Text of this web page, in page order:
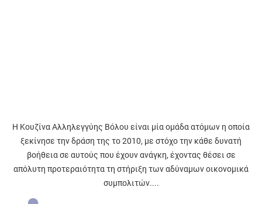
Η Κουζίνα Αλληλεγγύης Βόλου είναι μία ομάδα ατόμων η οποία
ξεκίνησε την δράση της το 2010, με στόχο την κάθε δυνατή
βοήθεια σε αυτούς που έχουν ανάγκη, έχοντας θέσει σε
απόλυτη προτεραιότητα τη στήριξη των αδύναμων οικονομικά
συμπολιτών....